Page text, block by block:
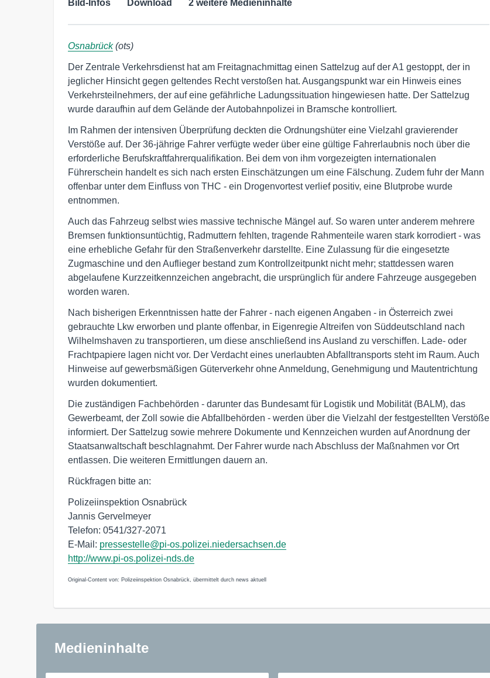
Bild-Infos Download 2 weitere Medieninhalte
Osnabrück(ots)
Der Zentrale Verkehrsdienst hat am Freitagnachmittag einen Sattelzug auf der A1 gestoppt, der in
jeglicher Hinsicht gegen geltendes Recht verstoßen hat. Ausgangspunkt war ein Hinweis eines
Verkehrsteilnehmers, der auf eine gefährliche Ladungssituation hingewiesen hatte. Der Sattelzug
wurde daraufhin auf dem Gelände der Autobahnpolizei in Bramsche kontrolliert.
Im Rahmen der intensiven Überprüfung deckten die Ordnungshüter eine Vielzahl gravierender
Verstöße auf. Der 36-jährige Fahrer verfügte weder über eine gültige Fahrerlaubnis noch über die
erforderliche Berufskraftfahrerqualifikation. Bei dem von ihm vorgezeigten internationalen
Führerschein handelt es sich nach ersten Einschätzungen um eine Fälschung. Zudem fuhr der Mann
offenbar unter dem Einfluss von THC - ein Drogenvortest verlief positiv, eine Blutprobe wurde
entnommen.
Auch das Fahrzeug selbst wies massive technische Mängel auf. So waren unter anderem mehrere
Bremsen funktionsuntüchtig, Radmuttern fehlten, tragende Rahmenteile waren stark korrodiert - was
eine erhebliche Gefahr für den Straßenverkehr darstellte. Eine Zulassung für die eingesetzte
Zugmaschine und den Auflieger bestand zum Kontrollzeitpunkt nicht mehr; stattdessen waren
abgelaufene Kurzzeitkennzeichen angebracht, die ursprünglich für andere Fahrzeuge ausgegeben
worden waren.
Nach bisherigen Erkenntnissen hatte der Fahrer - nach eigenen Angaben - in Österreich zwei
gebrauchte Lkw erworben und plante offenbar, in Eigenregie Altreifen von Süddeutschland nach
Wilhelmshaven zu transportieren, um diese anschließend ins Ausland zu verschiffen. Lade- oder
Frachtpapiere lagen nicht vor. Der Verdacht eines unerlaubten Abfalltransports steht im Raum. Auch
Hinweise auf gewerbsmäßigen Güterverkehr ohne Anmeldung, Genehmigung und Mautentrichtung
wurden dokumentiert.
Die zuständigen Fachbehörden - darunter das Bundesamt für Logistik und Mobilität (BALM), das
Gewerbeamt, der Zoll sowie die Abfallbehörden - werden über die Vielzahl der festgestellten Verstöße
informiert. Der Sattelzug sowie mehrere Dokumente und Kennzeichen wurden auf Anordnung der
Staatsanwaltschaft beschlagnahmt. Der Fahrer wurde nach Abschluss der Maßnahmen vor Ort
entlassen. Die weiteren Ermittlungen dauern an.
Rückfragen bitte an:
Polizeiinspektion Osnabrück
Jannis Gervelmeyer
Telefon: 0541/327-2071
E-Mail: pressestelle@pi-os.polizei.niedersachsen.de
http://www.pi-os.polizei-nds.de
Original-Content von: Polizeiinspektion Osnabrück, übermittelt durch news aktuell
Medieninhalte